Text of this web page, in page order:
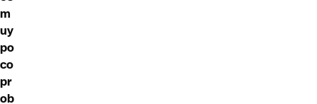
m
uy
po
co
pr
ob